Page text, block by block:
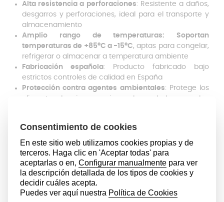
Alta resistencia a perforaciones: Resistente a daños,
desgarros y perforaciones, ideal para el transporte y
almacenamiento
Amplio rango de temperaturas: Soportan
temperaturas de +85ºC a -15ºC, aptas para congelar,
refrigerar o almacenar a temperatura ambiente
Fabricación española: Producto fabricado bajo
estrictos controles de calidad en España
Protección contra agentes ambientales: Protege los
alimentos de microorganismos, humedad y escarcha
Ideal para todo tipo de alimentos
carne, frutas, verduras, pan, pasta, queso, entre otros
Libre de BPA: Cumple con los más altos estándares
de seguridad alimentaria, garantizandoausencia de
sustancias químicas dañinas
¿Qué ventajas tiene envasar al